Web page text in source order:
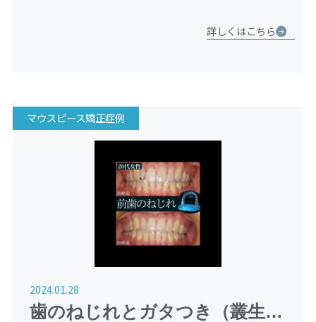
詳しくはこちら
マウスピース矯正症例
2024.01.28
歯のねじれとガタつき（叢生）